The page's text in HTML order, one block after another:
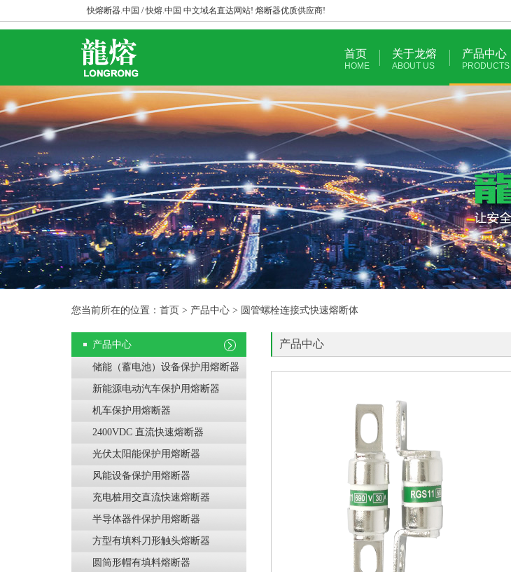
快熔断器.中国 / 快熔.中国 中文域名直达网站! 熔断器优质供应商!
首页
HOME
关于龙熔
ABOUT US
产品中心
PRODUCTS
您当前所在的位置：首页 > 产品中心 > 圆管螺栓连接式快速熔断体
产品中心
储能（蓄电池）设备保护用熔断器
新能源电动汽车保护用熔断器
机车保护用熔断器
2400VDC 直流快速熔断器
光伏太阳能保护用熔断器
风能设备保护用熔断器
充电桩用交直流快速熔断器
半导体器件保护用熔断器
方型有填料刀形触头熔断器
圆筒形帽有填料熔断器
产品中心